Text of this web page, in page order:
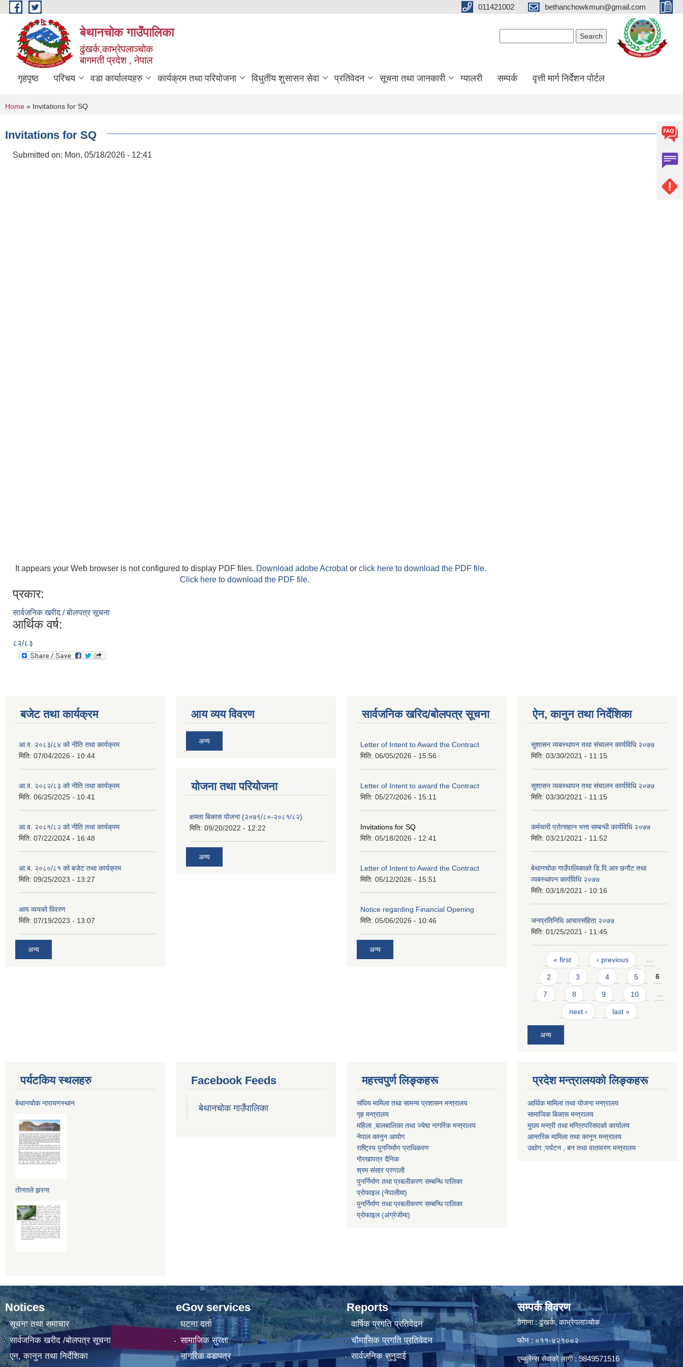
Skip to main content 011421002 bethanchowkmun@gmail.com
बेथानचोक गाउँपालिका
ढुंखर्क,काभ्रेपलाञ्चाेक
बागमती प्रदेश , नेपाल
गृहपृष्ठ परिचय वडा कार्यालयहरु कार्यक्रम तथा परियोजना विधुतीय शुसासन सेवा प्रतिवेदन सूचना तथा जानकारी ग्यालरी सम्पर्क वृत्ती मार्ग निर्देशन पोर्टल
You are here
Home » Invitations for SQ
Invitations for SQ
Submitted on: Mon, 05/18/2026 - 12:41
It appears your Web browser is not configured to display PDF files. Download adobe Acrobator click here to download the PDF file.
Click here to download the PDF file.
प्रकार:
सार्वजनिक खरीद / बोलपत्र सूचना
आर्थिक वर्ष:
८२/८३
बजेट तथा कार्यक्रम
आ.व. २०८३/८४ को नीति तथा कार्यक्रम
मिति: 07/04/2026 - 10:44
आ.व. २०८२/८३ को नीति तथा कार्यक्रम
मिति: 06/25/2025 - 10:41
आ.व. २०८१/८२ को नीति तथा कार्यक्रम
मिति: 07/22/2024 - 16:48
आ.ब. २०८०/८१ को बजेट तथा कार्यक्रम
मिति: 09/25/2023 - 13:27
आय व्वयको विवरण
मिति: 07/19/2023 - 13:07
अन्य
आय व्यय विवरण
अन्य
याेजना तथा परियाेजना
क्षमता बिकास योजना (२०७९/८०-२०८१/८२)
मिति: 09/20/2022 - 12:22
अन्य
सार्वजनिक खरिद/बोलपत्र सूचना
Letter of Intent to Award the Contract
मिति: 06/05/2026 - 15:56
Letter of Intent to award the Contract
मिति: 05/27/2026 - 15:11
Invitations for SQ
मिति: 05/18/2026 - 12:41
Letter of Intent to Award the Contract
मिति: 05/12/2026 - 15:51
Notice regarding Financial Opening
मिति: 05/06/2026 - 10:46
अन्य
ऐन, कानुन तथा निर्देशिका
सुशासन व्यबस्थापन तथा संचालन कार्यविधि २०७७
मिति: 03/30/2021 - 11:15
सुशासन व्यबस्थापन तथा संचालन कार्यविधि २०७७
मिति: 03/30/2021 - 11:15
कर्मचारी प्रोत्सहान भत्ता सम्बन्धी कार्यविधि २०७७
मिति: 03/21/2021 - 11:52
बेथानचोक गाउँपालिकाको डि.पि.आर छनौट तथा
व्यबस्थापन कार्यविधि २०७७
मिति: 03/18/2021 - 10:16
जनप्रतिनिधि आचारसंहिता २०७७
मिति: 01/25/2021 - 11:45
Pages
« first ‹ previous …
2 3 4 5 6
7 8 9 10 …
next › last »
अन्य
पर्यटकिय स्थलहरु
बेथानचोक नारायणस्थान
तीनतले झरना
Facebook Feeds
बेथानचोक गाउँपालिका
महत्त्वपुर्ण लिङ्कहरू
संघिय मामिला तथा सामन्य प्रशासन मन्त्रालय
गृह मन्त्रालय
महिला ,बालबालिका तथा ज्येष्ठ नागरिक मन्त्रालय
नेपाल कानुन आयोग
राष्ट्रिय पुननिर्माण प्राधिकरण
गोरखापत्र दैनिक
श्रम संसार प्रणाली
पुनर्निर्माण तथा प्रबलीकरण सम्बन्धि पालिका
प्राेफाइल (नेपालीमा)
पुनर्निर्माण तथा प्रबलीकरण सम्बन्धि पालिका
प्राेफाइल(अंग्रेजीमा)
प्रदेश मन्त्रालयको लिङ्कहरू
आर्थिक मामिला तथा योजना मन्त्रालय
सामाजिक बिकास मन्त्रालय
मुख्य मन्त्री तथा मन्त्रिपरिसदको कार्यालय
आन्तरिक मामिला तथा कानून मन्त्रालय
उद्योग ,पर्यटन , बन तथा वातावरण मन्त्रालय
Notices
सूचना तथा समाचार
सार्वजनिक खरीद /बोलपत्र सूचना
एन, कानुन तथा निर्देशिका
eGov services
घटना दर्ता
सामाजिक सुरक्षा
नागरिक वडापत्र
Reports
वार्षिक प्रगति प्रतिवेदन
चौमासिक प्रगति प्रतिवेदन
सार्वजनिक सुनुवाई
सम्पर्क विवरण
ठेगाना : ढुंखर्क, काभ्रेपलाञ्चोक
फोन : ०११-४२१००२
एम्बुलेन्स सेवाको लागी : 9849571516